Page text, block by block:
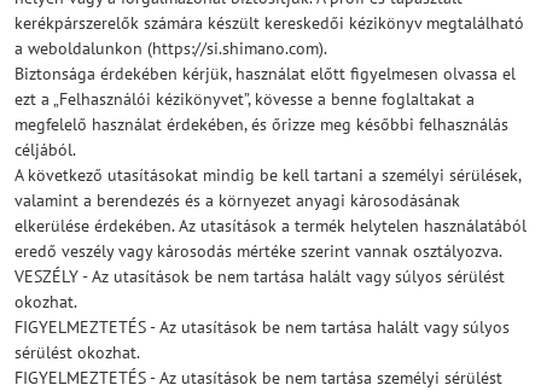
kerékpárszerelők számára készült kereskedői kézikönyv megtalálható
a weboldalunkon (https://si.shimano.com).
Biztonsága érdekében kérjük, használat előtt figyelmesen olvassa el
ezt a „Felhasználói kézikönyvet”, kövesse a benne foglaltakat a
megfelelő használat érdekében, és őrizze meg későbbi felhasználás
céljából.
A következő utasításokat mindig be kell tartani a személyi sérülések,
valamint a berendezés és a környezet anyagi károsodásának
elkerülése érdekében. Az utasítások a termék helytelen használatából
eredő veszély vagy károsodás mértéke szerint vannak osztályozva.
VESZÉLY - Az utasítások be nem tartása halált vagy súlyos sérülést
okozhat.
FIGYELMEZTETÉS - Az utasítások be nem tartása halált vagy súlyos
sérülést okozhat.
FIGYELMEZTETÉS - Az utasítások be nem tartása személyi sérülést